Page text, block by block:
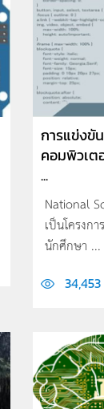
การแข่งขั
คอมพิวเต
...
National
เป็นโครงก
นักศึกษา ...
34,453